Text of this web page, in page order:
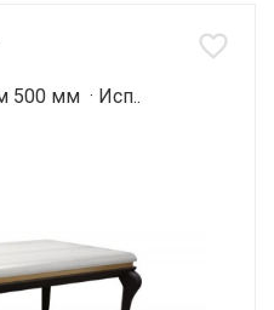
500 мм · Исп..